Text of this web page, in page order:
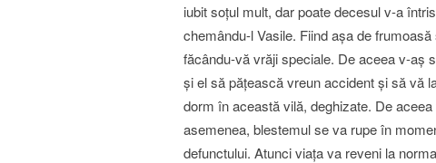
iubit soţul mult, dar poate decesul v-a
chemându-l Vasile. Fiind aşa de
făcându-vă vrăji speciale. De aceea v-aş
şi el să păţească vreun accident şi să vă
dorm în această vilă, deghizate. De
asemenea, blestemul se va rupe în
defunctului. Atunci viaţa va reveni la